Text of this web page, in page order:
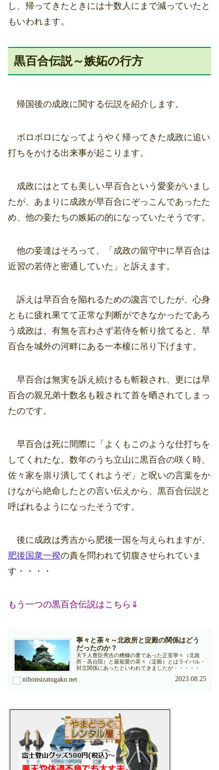
し、帰ってきたときには十数人にまで減っていたと
もいわれます。
黒百合伝説～嫉妬の行方
帰国後の成政に関する伝説を紹介します。
ボロボロになってようやく帰ってきた成政に追い
打ちをかける出来事が起こります。
成政にはとても美しい早百合という愛妾がいまし
たが、あまりに成政が早百合にぞっこんであったた
め、他の妾たちの嫉妬の的になっていたそうです。
他の妾達はそろって、「成政の留守中に早百合は
近習の若侍と密通していた」と訴えます。
訴えは早百合を陥れるための讒言でしたが、心身
ともに疲れ果てて正常な判断ができなかったであろ
う成政は、有無を言わさず若侍を斬り捨てると、早
百合を城外の河畔にある一本榎に吊り下げます。
早百合は無実を訴え続けるも斬殺され、更には早
百合の親兄弟十数名も殺されて首を晒されてしまっ
たのです。
早百合は死に間際に「よくもこのような仕打ちを
してくれたな。数年のうち立山に黒百合の咲く時、
佐々家を祟り潰してくれようぞ」と呪いの言葉をか
けながら絶命したとの言い伝えから、黒百合伝説と
呼ばれるようになったそうです。
後に成政は秀吉から肥後一国を与えられますが、
肥後国衆一揆の責を問われて切腹させられていま
す・・・・
もう一つの黒百合伝説はこちら⇓
寧々と茶々～北政所と淀殿の関係はどう
だったのか？
天下人豊臣秀吉の糟糠の妻であった正室寧々（北政
所・高台院）と最寵愛の茶々（淀殿）とはライバル・
対立関係にあったといわれてきましたが・・・・・
nihonsizatugaku.net 2023.08.25